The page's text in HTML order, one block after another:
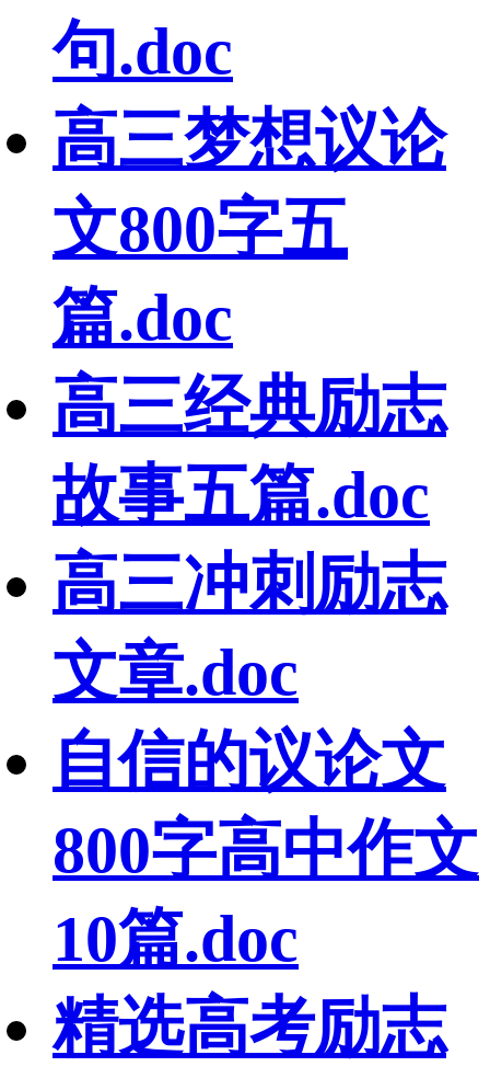
句.doc
高三梦想议论
文800字五
篇.doc
高三经典励志
故事五篇.doc
高三冲刺励志
文章.doc
自信的议论文
800字高中作文
10篇.doc
精选高考励志